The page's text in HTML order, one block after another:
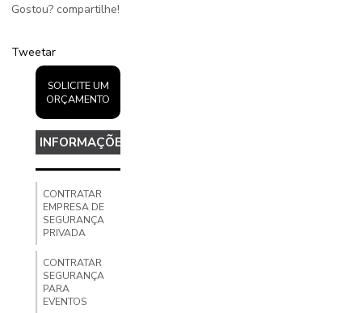
Gostou? compartilhe!
Tweetar
SOLICITE UM
ORÇAMENTO
INFORMAÇÕES
CONTRATAR
EMPRESA DE
SEGURANÇA
PRIVADA
CONTRATAR
SEGURANÇA
PARA
EVENTOS